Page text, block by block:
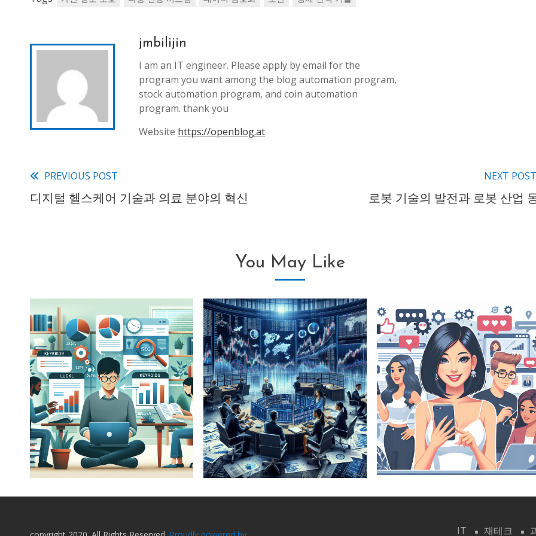
jmbilijin
I am an IT engineer. Please apply by email for the
program you want among the blog automation program,
stock automation program, and coin automation
program. thank you
Website https://openblog.at
Read
more
PREVIOUS POST
디지털 헬스케어 기술과 의료 분야의 혁신
NEXT POST
로봇 기술의 발전과 로봇 산업
You May Like
IT 재테크